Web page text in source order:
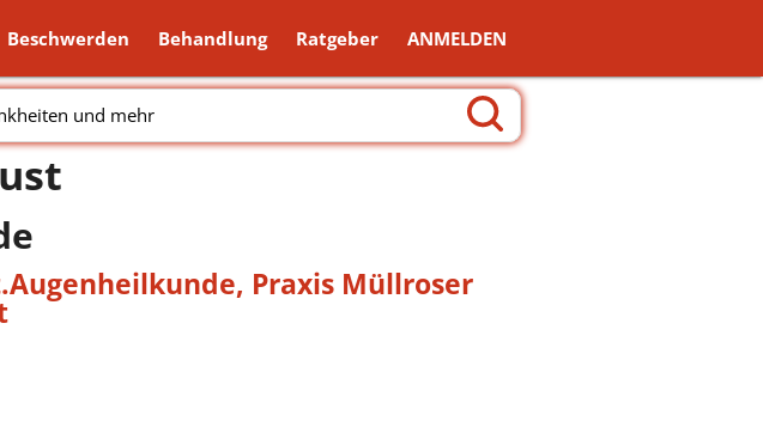
Beschwerden Behandlung Ratgeber ANMELDEN
und mehr
, Praxis Müllroser